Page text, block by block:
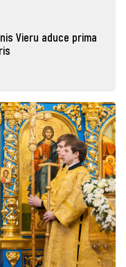
Vieru aduce prima